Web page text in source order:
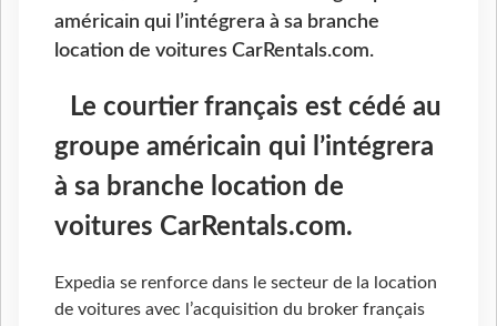
américain qui l’intégrera à sa branche
location de voitures CarRentals.com.
Le courtier français est cédé au
groupe américain qui l’intégrera
à sa branche location de
voitures CarRentals.com.
Expedia se renforce dans le secteur de la location
de voitures avec l’acquisition du broker français